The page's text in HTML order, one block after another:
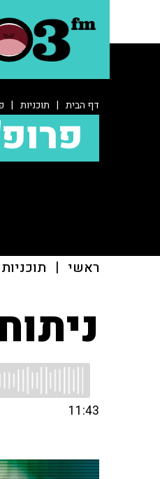
דף הבית | תוכניות |
ראשי |
11:43